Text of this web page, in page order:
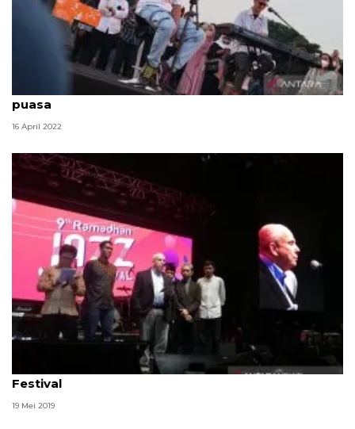
Ramadhan Jazz Festival hangatkan senja di bulan
puasa
16 April 2022
Dubes AS ternyata penonton setia Ramadhan Jazz
Festival
19 Mei 2019